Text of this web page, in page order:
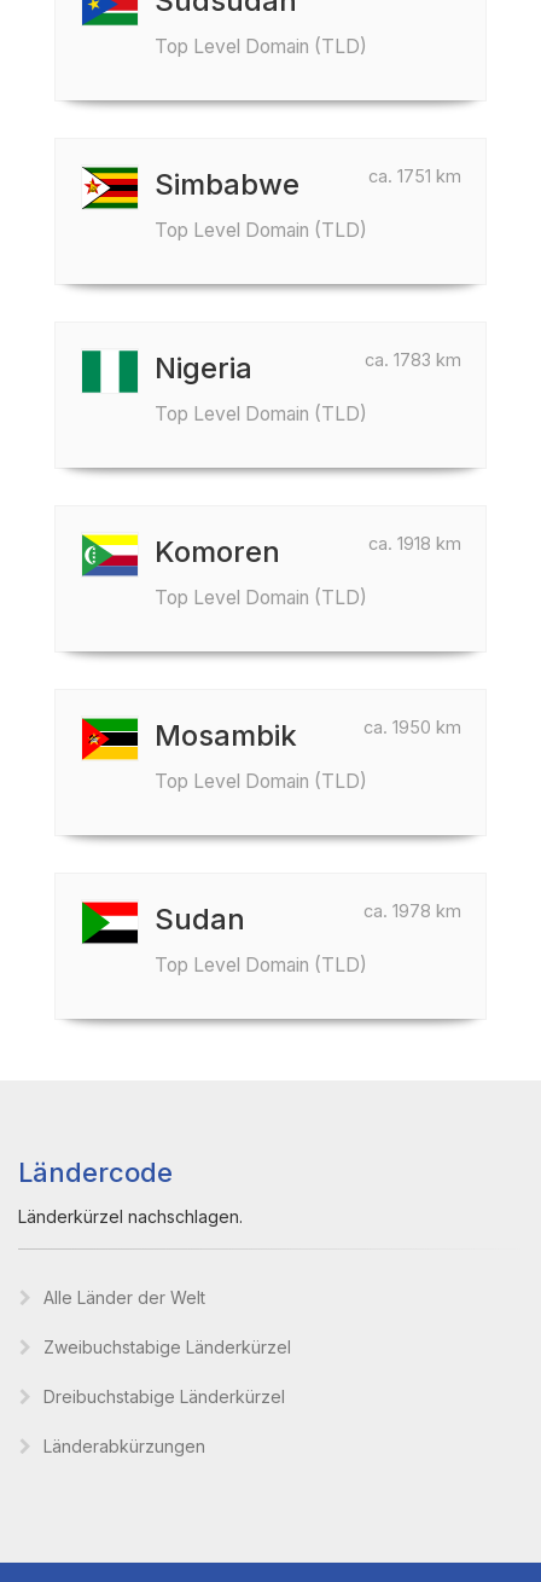
Top Level Domain (TLD)
ca. 1751 km
Simbabwe
Top Level Domain (TLD)
ca. 1783 km
Nigeria
Top Level Domain (TLD)
ca. 1918 km
Komoren
Top Level Domain (TLD)
ca. 1950 km
Mosambik
Top Level Domain (TLD)
ca. 1978 km
Sudan
Top Level Domain (TLD)
Ländercode
Länderkürzel nachschlagen.
Alle Länder der Welt
Zweibuchstabige Länderkürzel
Dreibuchstabige Länderkürzel
Länderabkürzungen